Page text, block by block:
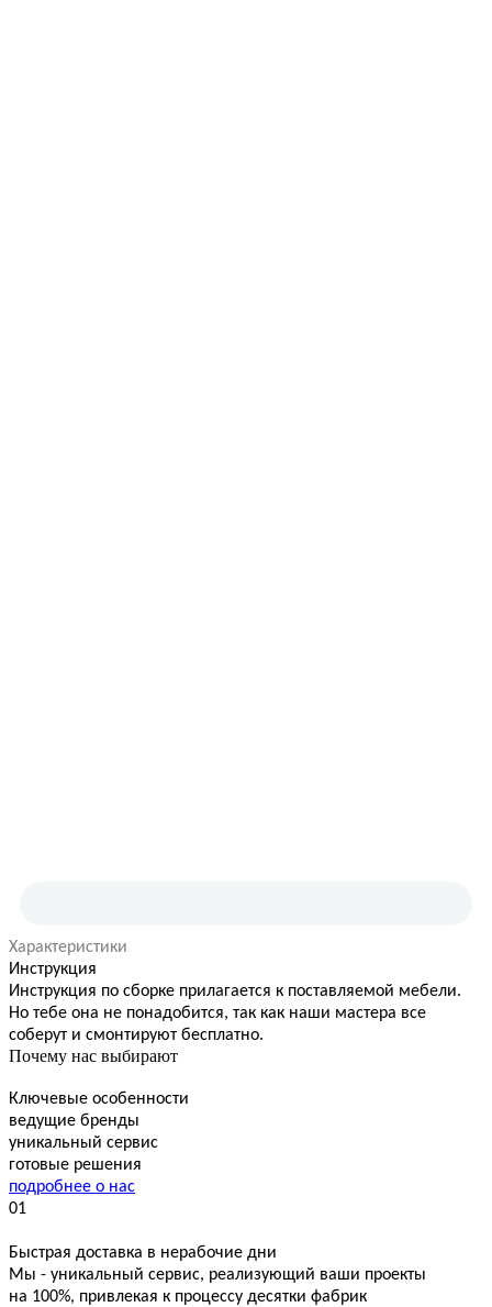
Характеристики
Инструкция
Инструкция по сборке прилагается к поставляемой мебели.
Но тебе она не понадобится, так как наши мастера все
соберут и смонтируют бесплатно.
Почему нас выбирают
Ключевые особенности
ведущие бренды
уникальный сервис
готовые решения
подробнее о нас
01
Быстрая доставка в нерабочие дни
Мы - уникальный сервис, реализующий ваши проекты
на 100%, привлекая к процессу десятки фабрик